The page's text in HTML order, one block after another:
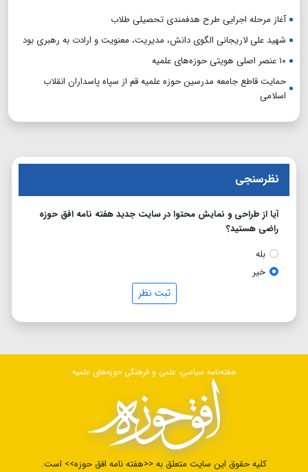
آغاز مرحله اجرایی طرح هدفمندی تحصیلی طلاب
شهید علی لاریجانی الگوی دانش، مدیریت، معنویت و ارادت به رهبری بود
۱۰ عنصر اصلی هویتی حوزه‌های علمیه
حمایت قاطع جامعه مدرسین حوزه علمیه قم از سپاه پاسداران انقلاب
اسلامی
نظرسنجی
آیا از طراحی و نمایش محتوا در سایت جدید هفته نامه افق حوزه
راضی هستید؟
بله
خیر
ثبت نظر
هفته‌نامه سیاسی، علمی و فرهنگی حوزه‌های علمیه
کلیه حقوق این سایت متعلق به <<هفته نامه افق حوزه>> است.